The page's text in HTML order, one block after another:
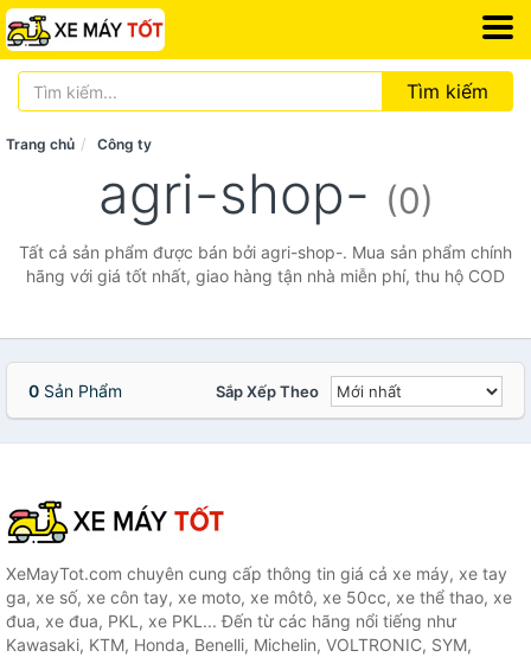
Tìm kiếm
Trang chủ Công ty
agri-shop- (0)
Tất cả sản phẩm được bán bởi agri-shop-. Mua sản phẩm chính
hãng với giá tốt nhất, giao hàng tận nhà miễn phí, thu hộ COD
0 Sản Phẩm Sắp Xếp Theo
XeMayTot.com chuyên cung cấp thông tin giá cả xe máy, xe tay
ga, xe số, xe côn tay, xe moto, xe môtô, xe 50cc, xe thể thao, xe
đua, xe đua, PKL, xe PKL... Đến từ các hãng nổi tiếng như
Kawasaki, KTM, Honda, Benelli, Michelin, VOLTRONIC, SYM,